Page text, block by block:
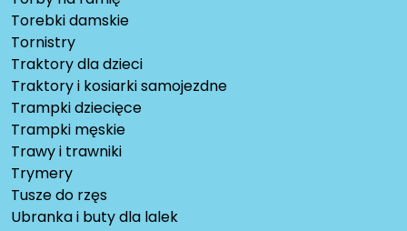
Torebki damskie
Tornistry
Traktory dla dzieci
Traktory i kosiarki samojezdne
Trampki dziecięce
Trampki męskie
Trawy i trawniki
Trymery
Tusze do rzęs
Ubranka i buty dla lalek